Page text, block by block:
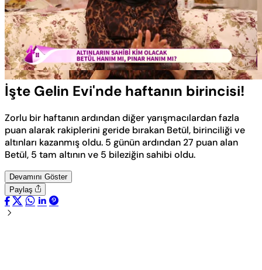
Sesi
Aç
Yüklendi:
47.33%
Oynatma
Hızı
İşte Gelin Evi'nde haftanın birincisi!
Zorlu bir haftanın ardından diğer yarışmacılardan fazla
puan alarak rakiplerini geride bırakan Betül, birinciliği ve
altınları kazanmış oldu. 5 günün ardından 27 puan alan
Betül, 5 tam altının ve 5 bileziğin sahibi oldu.
Devamını Göster
Paylaş